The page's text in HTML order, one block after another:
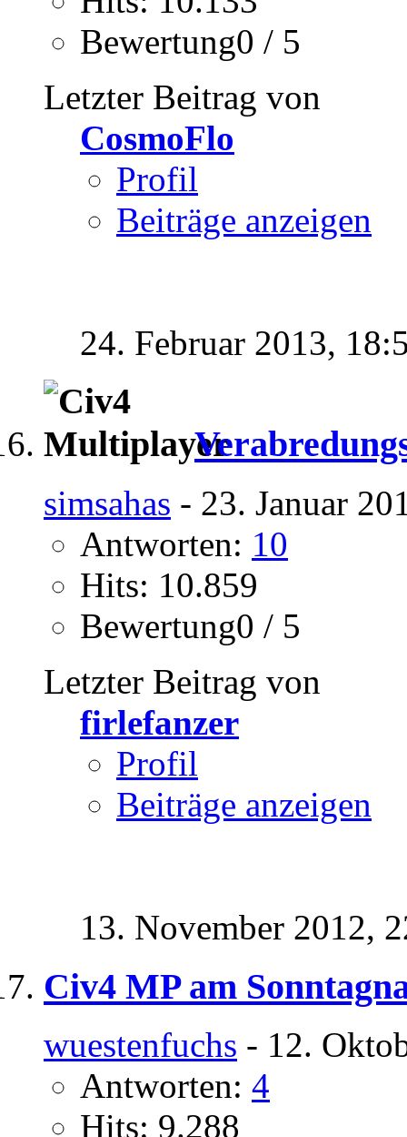
Bewertung0 / 5
Letzter Beitrag von
CosmoFlo
Profil
Beiträge anzeigen
24. Februar 2013,
simsahas - 23. Januar
Antworten: 10
Hits: 10.859
Bewertung0 / 5
Letzter Beitrag von
firlefanzer
Profil
Beiträge anzeigen
13. November 2012,
Civ4 MP am
wuestenfuchs - 12.
Antworten: 4
Hits: 9.288